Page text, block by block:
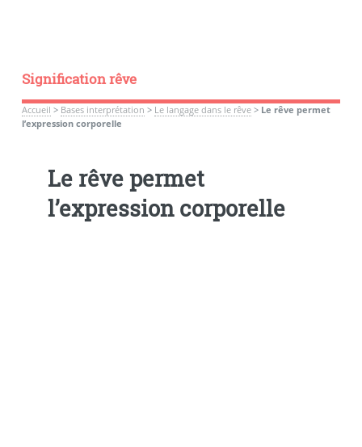
Signification rêve
Accueil > Bases interprétation > Le langage dans le rêve> Le rêve permet
l’expression corporelle
Le rêve permet
l’expression corporelle